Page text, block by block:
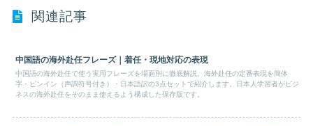
関連記事
中国語の海外赴任フレーズ｜着任・現地対応の表現
中国語の海外赴任で使う実用フレーズを場面別に徹底解説。海外赴任の定番表現を簡体
字・ピンイン（声調符号付き）・日本語訳の3点セットで紹介します。日本人学習者がビジ
ネスの海外赴任をそのまま使えるよう構成した保存版です。